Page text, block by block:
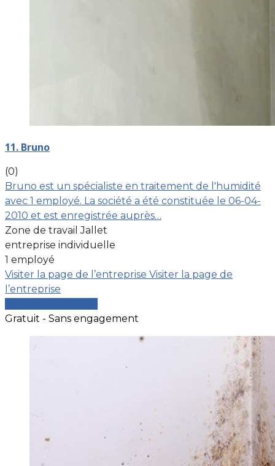
11. Bruno
(0)
Bruno est un spécialiste en traitement de l'humidité
avec 1 employé. La société a été constituée le 06-04-
2010 et est enregistrée auprès…
Zone de travail Jallet
entreprise individuelle
1 employé
Visiter la page de l’entreprise Visiter la page de
l’entreprise
Gratuit - Sans engagement